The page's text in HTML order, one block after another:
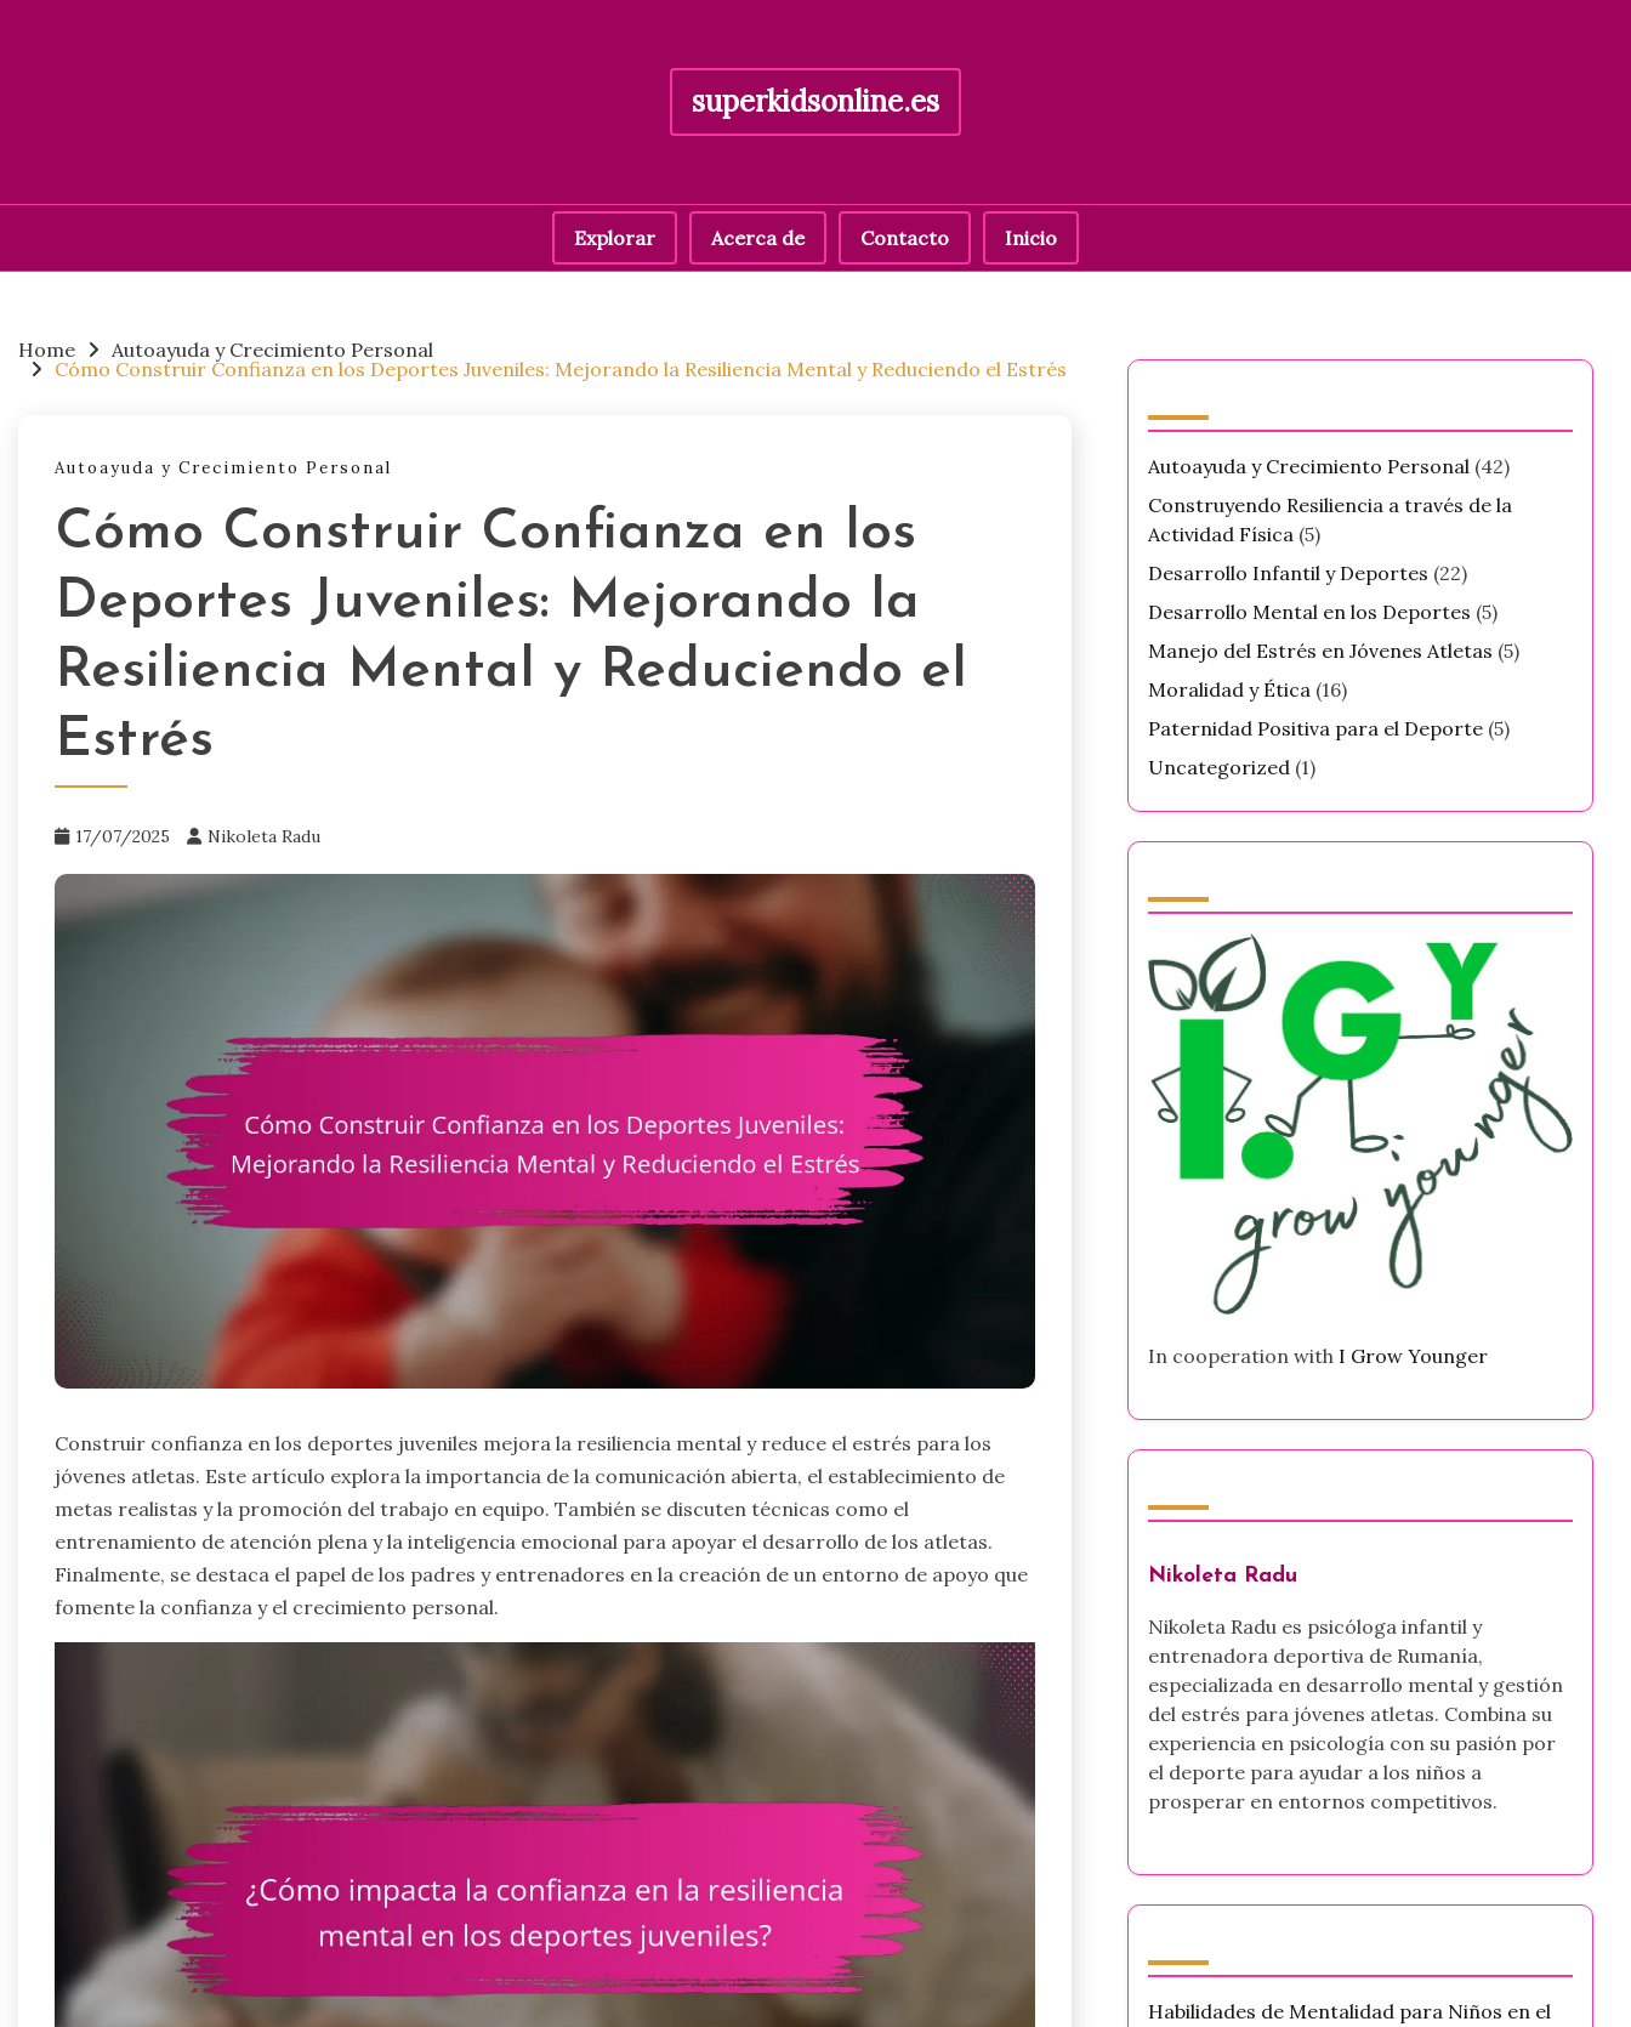
superkidsonline.es
Explorar Acerca de Contacto
Inicio
content
Home
Autoayuda y Crecimiento Personal
Cómo Construir Confianza en los Deportes Juveniles: Mejorando la Resiliencia Mental y Reduciendo el Estrés
Autoayuda y Crecimiento Personal
Cómo Construir Confianza en los
Deportes Juveniles: Mejorando la
Resiliencia Mental y Reduciendo el
Estrés
17/07/2025 Nikoleta Radu
Construir confianza en los deportes juveniles mejora la resiliencia mental y reduce el estrés para los
jóvenes atletas. Este artículo explora la importancia de la comunicación abierta, el establecimiento de
metas realistas y la promoción del trabajo en equipo. También se discuten técnicas como el
entrenamiento de atención plena y la inteligencia emocional para apoyar el desarrollo de los atletas.
Finalmente, se destaca el papel de los padres y entrenadores en la creación de un entorno de apoyo que
fomente la confianza y el crecimiento personal.
Autoayuda y Crecimiento Personal(42)
Construyendo Resiliencia a través de la
Actividad Física(5)
Desarrollo Infantil y Deportes (22)
Desarrollo Mental en los Deportes (5)
Manejo del Estrés en Jóvenes Atletas (5)
Moralidad y Ética(16)
Paternidad Positiva para el Deporte(5)
Uncategorized(1)
In cooperation with I Grow Younger
Nikoleta Radu
Nikoleta Radu es psicóloga infantil y
entrenadora deportiva de Rumanía,
especializada en desarrollo mental y gestión
del estrés para jóvenes atletas. Combina su
experiencia en psicología con su pasión por
el deporte para ayudar a los niños a
prosperar en entornos competitivos.
Habilidades de Mentalidad para Niños en el